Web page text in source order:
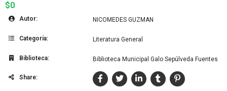
$0
Autor: NICOMEDES GUZMAN
Categoría: Literatura General
Biblioteca: Biblioteca Municipal Galo Sepúlveda Fuentes
Share: